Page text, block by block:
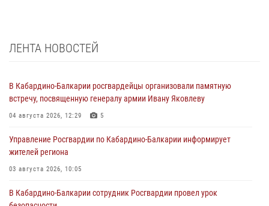
ЛЕНТА НОВОСТЕЙ
В Кабардино-Балкарии росгвардейцы организовали памятную
встречу, посвященную генералу армии Ивану Яковлеву
04 августа 2026, 12:29 5
Управление Росгвардии по Кабардино-Балкарии информирует
жителей региона
03 августа 2026, 10:05
В Кабардино‑Балкарии сотрудник Росгвардии провел урок